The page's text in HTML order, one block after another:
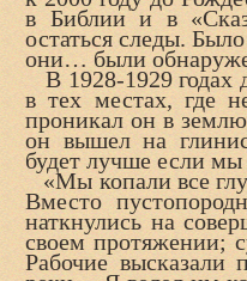
в Библии и в
остаться следы.
они… были
В 1928-1929 годах
в тех местах, где
проникал он в
он вышел на
будет лучше если
«Мы копали все
Вместо
наткнулись на
своем протяжении;
Рабочие